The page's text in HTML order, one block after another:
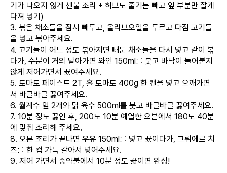
기가 나오지 않게 센불 조리 + 허브도 줄기는 빼고 잎 부분만 잘게
다져 넣기)
3. 볶은 채소들을 잠시 빼두고, 올리브오일을 두르고 다짐 고기들
을 넣고 볶아주세요.
4. 고기들이 어느 정도 볶아지면 빼둔 채소들을 다시 넣고 같이 볶
다가, 수분이 거의 날아가면 와인 150ml를 붓고 바닥이 눌어붙지
않게 저어가면서 끓여주세요.
5. 토마토 페이스트 2T, 홀 토마토 400g 한 캔을 넣고 으깨가면
서 바글바글 끓여주세요.
6. 월계수 잎 2개와 닭 육수 500ml를 붓고 바글바글 끓여주세요.
7. 10분 정도 끓인 후, 200도 10분 예열한 오븐에서 180도 40분
에 맞춰 조리해 주세요.
8. 오븐 조리가 끝나면 우유 150ml를 넣고 끓이다가, 그뤼에르 치
즈를 한 컵 가득 갈아서 넣어주세요.
9. 저어 가면서 중약불에서 10분 정도 끓이면 완성!